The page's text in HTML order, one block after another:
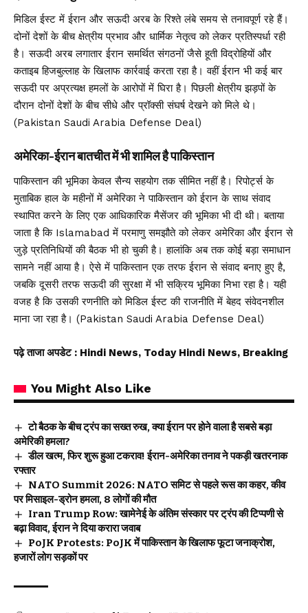
मिडिल ईस्ट में ईरान और सऊदी अरब के रिश्ते लंबे समय से तनावपूर्ण रहे हैं।
दोनों देशों के बीच क्षेत्रीय प्रभाव और धार्मिक नेतृत्व को लेकर प्रतिस्पर्धा रही
है। सऊदी अरब लगातार ईरान समर्थित संगठनों जैसे हूती विद्रोहियों और
कताइब हिजबुल्लाह के खिलाफ कार्रवाई करता रहा है। वहीं ईरान भी कई बार
सऊदी पर अप्रत्यक्ष हमलों के आरोपों में घिरा है। पिछली क्षेत्रीय झड़पों के
दौरान दोनों देशों के बीच सीधे और प्रॉक्सी संघर्ष देखने को मिले थे।
(Pakistan Saudi Arabia Defense Deal)
अमेरिका-ईरान बातचीत में भी शामिल है पाकिस्तान
पाकिस्तान की भूमिका केवल सैन्य सहयोग तक सीमित नहीं है। रिपोर्ट्स के
मुताबिक हाल के महीनों में अमेरिका ने पाकिस्तान को ईरान के साथ संवाद
स्थापित करने के लिए एक आधिकारिक मैसेंजर की भूमिका भी दी थी। बताया
जाता है कि Islamabad में परमाणु समझौते को लेकर अमेरिका और ईरान से
जुड़े प्रतिनिधियों की बैठक भी हो चुकी है। हालांकि अब तक कोई बड़ा समाधान
सामने नहीं आया है। ऐसे में पाकिस्तान एक तरफ ईरान से संवाद बनाए हुए है,
जबकि दूसरी तरफ सऊदी की सुरक्षा में भी सक्रिय भूमिका निभा रहा है। यही
वजह है कि उसकी रणनीति को मिडिल ईस्ट की राजनीति में बेहद संवेदनशील
माना जा रहा है। (Pakistan Saudi Arabia Defense Deal)
पढ़े ताजा अपडेट : Hindi News, Today Hindi News, Breaking
You Might Also Like
टो बैठक के बीच ट्रंप का सख्त रुख, क्या ईरान पर होने वाला है सबसे बड़ा
अमेरिकी हमला?
डील खत्म, फिर शुरू हुआ टकराव! ईरान-अमेरिका तनाव ने पकड़ी खतरनाक
रफ्तार
NATO Summit 2026: NATO समिट से पहले रूस का कहर, कीव
पर मिसाइल-ड्रोन हमला, 8 लोगों की मौत
Iran Trump Row: खामेनेई के अंतिम संस्कार पर ट्रंप की टिप्पणी से
बढ़ा विवाद, ईरान ने दिया करारा जवाब
PoJK Protests: PoJK में पाकिस्तान के खिलाफ फूटा जनाक्रोश,
हजारों लोग सड़कों पर